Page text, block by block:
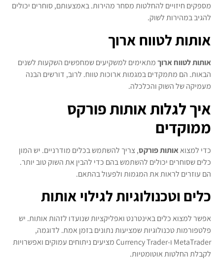
מספקים חיזויים להחלטות מסחר מהירות. באמצעותם, סוחרים יכולים
להגיב במהירות לשוק.
אותות לטווח ארוך
אותות לטווח ארוךמתאימים למשקיעים שמחפשים השקעות לשנים
הבאות. הם מתמקדים במגמות ארוכות טווח. לרוב, דורשים הבנה
מעמיקה של השוק והכלכלה.
איך לגלות אותות פורקס
ממוקדים
כדי למצואאותות פורקס, צריך להשתמש בכלים מודרניים. יש המון
כלים שסוחרים יכולים להשתמש בהם כדי להבין את השוק טוב יותר.
הם עוזרים לראות את המגמות ולפעול בהתאם.
כלים וטכנולוגיות לגילוי אותות
אפשר למצוא כלים באינטרנט ואפליקציות שנועדו לזהות אותות. יש
פלטפורמות טכנולוגיות שמציעות נתונים בזמן אמת. לדוגמה,
MetaTrader ו-Currency Trader מציעים ניתוחים עמוקים ואפשרויות
לקבלת החלטות אוטומטיות.